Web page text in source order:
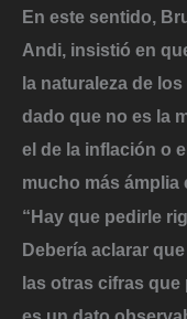
En este sentido,
Andi, insistió en
la naturaleza de
dado que no es la
el de la inflación o
mucho más
“ Hay que pedirle
Debería aclarar
las otras cifras